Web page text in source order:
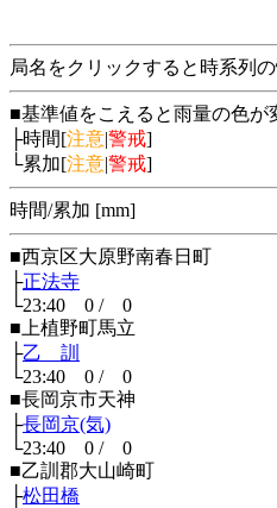
局名をクリックすると時系列
■基準値をこえると雨量の色が
├時間[注意|警戒]
└累加[注意|警戒]
時間/累加 [mm]
■西京区大原野南春日町
├正法寺
└23:40 0 / 0
■上植野町馬立
├乙 訓
└23:40 0 / 0
■長岡京市天神
├長岡京(気)
└23:40 0 / 0
■乙訓郡大山崎町
├松田橋